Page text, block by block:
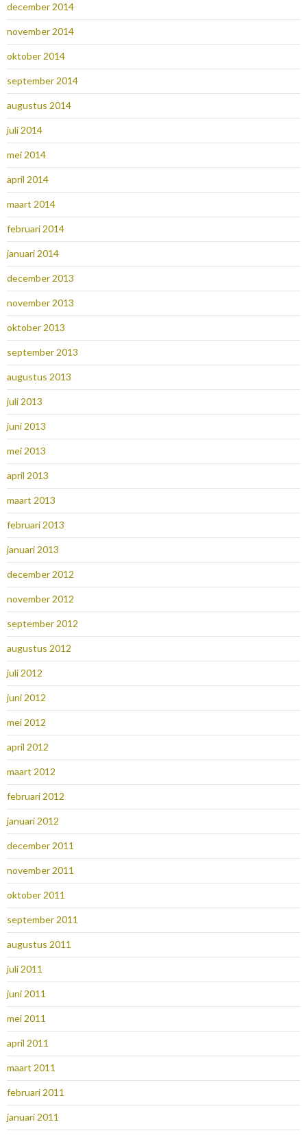
december 2014
november 2014
oktober 2014
september 2014
augustus 2014
juli 2014
mei 2014
april 2014
maart 2014
februari 2014
januari 2014
december 2013
november 2013
oktober 2013
september 2013
augustus 2013
juli 2013
juni 2013
mei 2013
april 2013
maart 2013
februari 2013
januari 2013
december 2012
november 2012
september 2012
augustus 2012
juli 2012
juni 2012
mei 2012
april 2012
maart 2012
februari 2012
januari 2012
december 2011
november 2011
oktober 2011
september 2011
augustus 2011
juli 2011
juni 2011
mei 2011
april 2011
maart 2011
februari 2011
januari 2011